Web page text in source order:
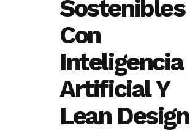
Sostenibles
Con
Inteligencia
Artificial Y
Lean Design